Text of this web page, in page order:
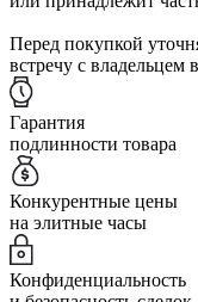
Перед покупкой
встречу с владельцем
Гарантия
подлинности товара
Конкурентные цены
на элитные часы
Конфиденциальность